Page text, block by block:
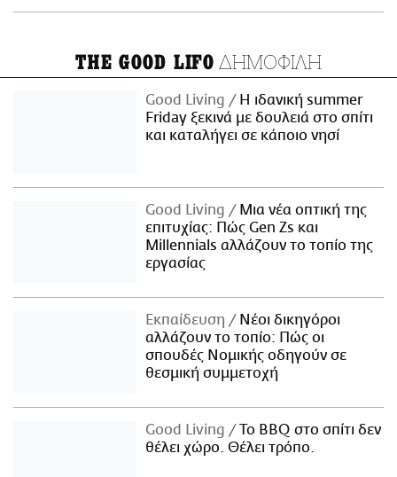
THE GOOD LIFO ΔΗΜΟΦΙΛΗ
Good Living
Η ιδανική summer
Friday ξεκινά με δουλειά στο σπίτι
και καταλήγει σε κάποιο νησί
Good Living
Μια νέα οπτική της
επιτυχίας: Πώς Gen Zs και
Millennials αλλάζουν το τοπίο της
εργασίας
Εκπαίδευση
Νέοι δικηγόροι
αλλάζουν το τοπίο: Πώς οι
σπουδές Νομικής οδηγούν σε
θεσμική συμμετοχή
Good Living
Το BBQ στο σπίτι δεν
θέλει χώρο. Θέλει τρόπο.